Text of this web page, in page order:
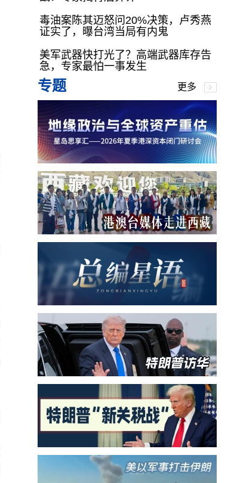
毒油案陈其迈怒问20%决策，卢秀燕
证实了，曝台湾当局有内鬼
美军武器快打光了？高端武器库存告
急，专家最怕一事发生
专题 更多